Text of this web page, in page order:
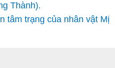
Thành).
tâm trạng của nhân vật Mị